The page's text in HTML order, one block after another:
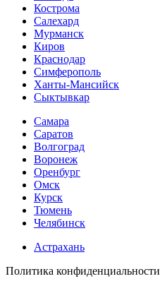
Кострома
Салехард
Мурманск
Киров
Краснодар
Симферополь
Ханты-Мансийск
Сыктывкар
Самара
Саратов
Волгоград
Воронеж
Оренбург
Омск
Курск
Тюмень
Челябинск
Астрахань
Политика конфиденциальности